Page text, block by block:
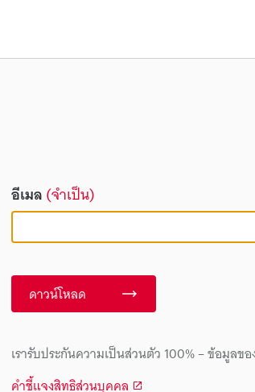
อีเมล(จำเป็น)
ดาวน์โหลด
เรารับประกันความเป็นส่วนตัว 100% – ข้อมูลข
คำชี้แจงสิทธิส่วนบุคคล